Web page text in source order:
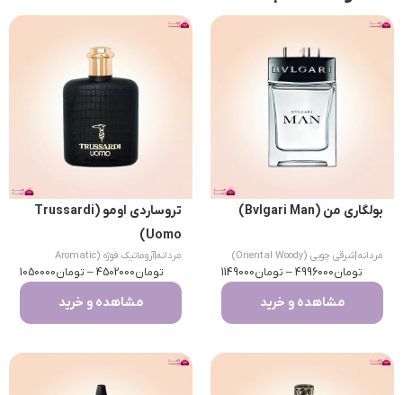
بولگاری من (Bvlgari Man)
مردانه شرقی چوبی (Oriental Woody)
تومان4996000
– تومان1149000
مشاهده و خرید
تروساردی اومو (Trussardi
Uomo)
مردانه|
آروماتیک فوژه (Aromatic
Fougere)
تومان4502000
– تومان1050000
مشاهده و خرید